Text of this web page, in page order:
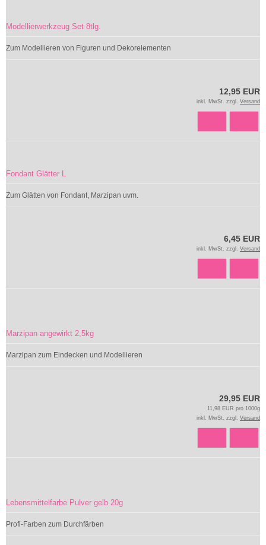
Modellierwerkzeug Set 8tlg.
Zum Modellieren von Figuren und Dekorelementen
12,95 EUR
inkl. MwSt. zzgl. Versand
Fondant Glätter L
Zum Glätten von Fondant, Marzipan uvm.
6,45 EUR
inkl. MwSt. zzgl. Versand
Marzipan angewirkt 2,5kg
Marzipan zum Eindecken und Modellieren
29,95 EUR
11,98 EUR pro 1000g
inkl. MwSt. zzgl. Versand
Lebensmittelfarbe Pulver gelb 20g
Profi-Farben zum Durchfärben